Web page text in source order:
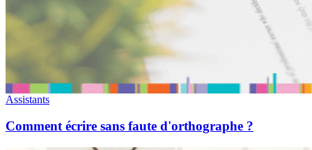
Assistants
Comment écrire sans faute d'orthographe ?